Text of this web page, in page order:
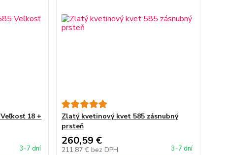
18 +
3-7 dní
Zlatý kvetinový kvet 585 zásnubný
prsteň
260,59 €
211,87 € bez DPH 3-7 dní